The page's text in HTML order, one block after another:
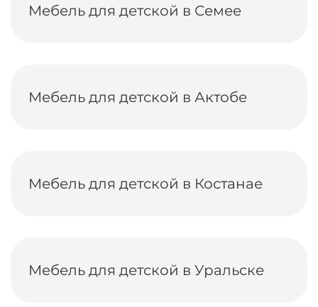
Мебель для детской в Семее
Мебель для детской в Актобе
Мебель для детской в Костанае
Мебель для детской в Уральске